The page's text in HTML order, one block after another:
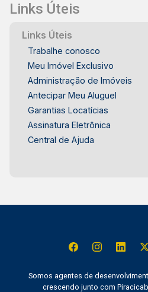
Links Úteis
Links Úteis
Trabalhe conosco
Meu Imóvel Exclusivo
Administração de Imóveis
Antecipar Meu Aluguel
Garantias Locatícias
Assinatura Eletrônica
Central de Ajuda
Somos agentes de
crescendo junto com